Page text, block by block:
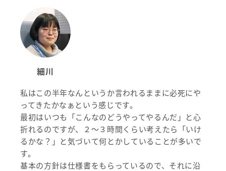
細川
私はこの半年なんというか言われるままに必死にや
ってきたかなぁという感じです。
最初はいつも「こんなのどうやってやるんだ」と心
折れるのですが、２～３時間くらい考えたら「いけ
るかな？」と気づいて何とかしていることが多いで
す。
基本の方針は仕様書をもらっているので、それに沿